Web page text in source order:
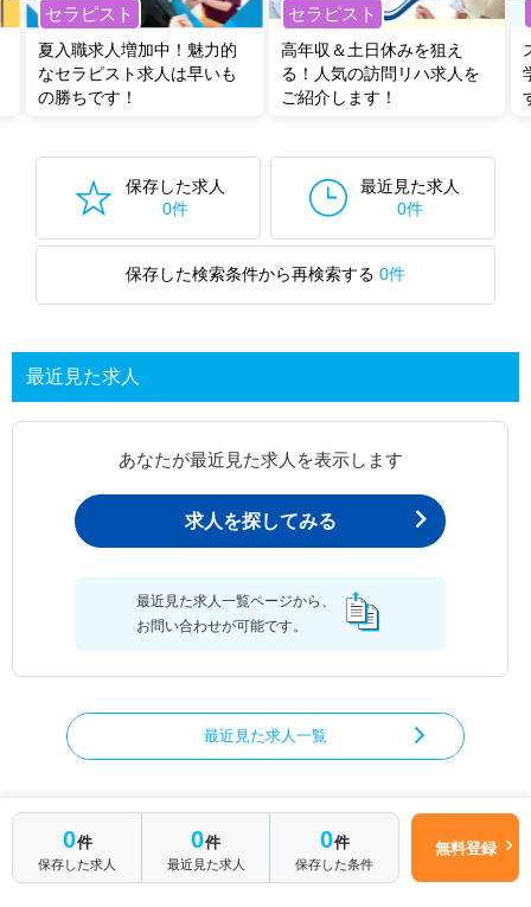
セラピスト
夏入職求人増加中！魅力的
なセラピスト求人は早いも
の勝ちです！
セラピスト
高年収＆土日休みを狙え
る！人気の訪問リハ求人を
ご紹介します！
保存した求人
0件
最近見た求人
0件
保存した検索条件から再検索する 0件
最近見た求人
あなたが最近見た求人を表示します
求人を探してみる
最近見た求人一覧ページから、
お問い合わせが可能です。
最近見た求人一覧
0件
保存した求人
0件
最近見た求人
0件
保存した条件
無料登録
管理栄養士/栄養士の求人を絞り込む
都道府県から管理栄養士/栄養士の求人を探す